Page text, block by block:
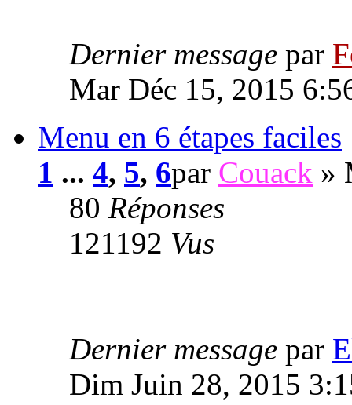
Dernier message par
Mar Déc 15, 2015
Menu en 6 étapes faciles
1 ... 4, 5, 6par Couack »
80 Réponses
121192 Vus
Dernier message par
Dim Juin 28, 2015